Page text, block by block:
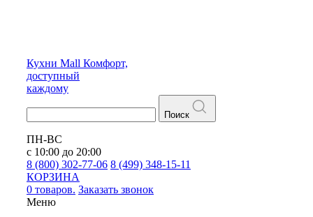
Кухни Mall Комфорт,
доступный
каждому
Поиск
ПН-ВС
с 10:00 до 20:00
8 (800) 302-77-06 8 (499) 348-15-11
КОРЗИНА
0 товаров. Заказать звонок
Меню